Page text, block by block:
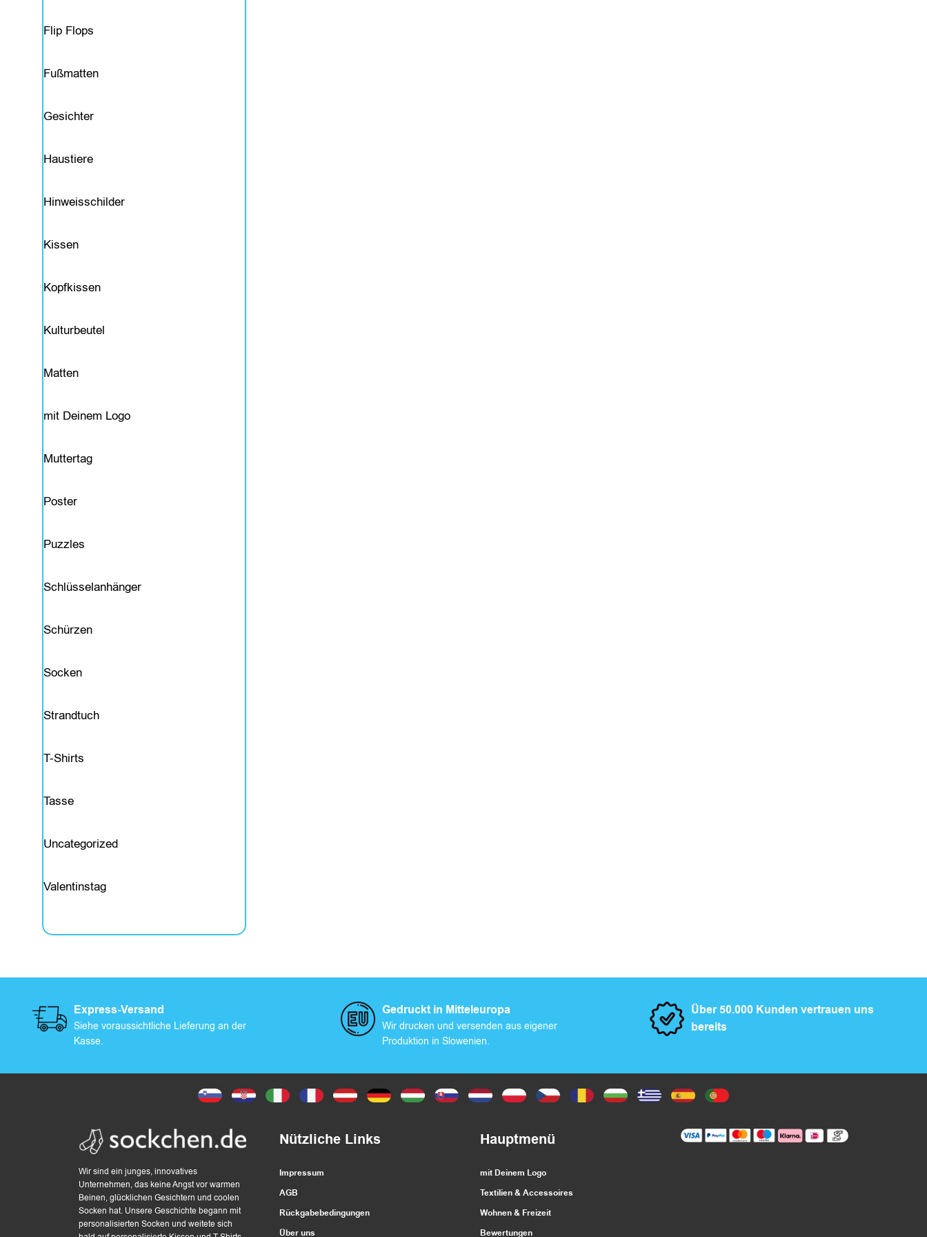
o
o
T
t
i
n
&
c
c
s
s
i
s
o
h
e
n
F
i
e
Flip Flops
Fußmatten
Gesichter
Haustiere
Hinweisschilder
Kissen
Kopfkissen
Kulturbeutel
Matten
mit Deinem Logo
Muttertag
Poster
Puzzles
Schlüsselanhänger
Schürzen
Socken
Strandtuch
T-Shirts
Tasse
Uncategorized
Valentinstag
Express-Versand
Siehe voraussichtliche Lieferung an der
Kasse.
Gedruckt in Mitteleuropa
Wir drucken und versenden aus eigener
Produktion in Slowenien.
Über 50.000 Kunden vertrauen uns
bereits
Wir sind ein junges, innovatives
Unternehmen, das keine Angst vor warmen
Beinen, glücklichen Gesichtern und coolen
Socken hat. Unsere Geschichte begann mit
personalisierten Socken und weitete sich
Nützliche Links
Impressum
AGB
Rückgabebedingungen
Über uns
Hauptmenü
mit Deinem Logo
Textilien & Accessoires
Wohnen & Freizeit
Bewertungen